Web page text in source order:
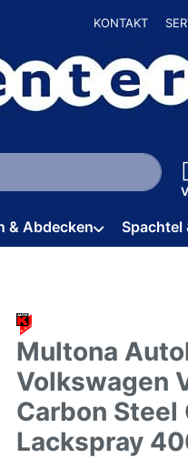
KONTAKT
automatisch
& Abdecken Spachtel
Multona
Volkswagen
Carbon Steel
Lackspray